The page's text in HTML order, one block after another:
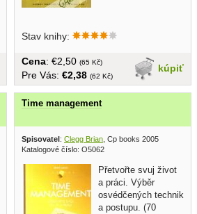
Stav knihy:
kúpiť
Cena: €2,50 (65 Kč)
Pre Vás: €2,38 (62 Kč)
Time management
Spisovatel: Clegg Brian , Cp books 2005
Katalogové číslo: O5062
Přetvořte svuj život
a práci. Výběr
osvédčených technik
a postupu. (70